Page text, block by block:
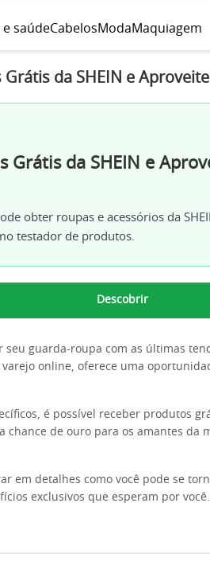
saúdeCabelosModaMaquiagem
da SHEIN e
Grátis da SHEIN e
obter roupas e acessórios da
testador de produtos.
Descobrir
seu guarda-roupa com as últimas
varejo online, oferece uma
é possível receber produtos
chance de ouro para os amantes da
em detalhes como você pode se
exclusivos que esperam por